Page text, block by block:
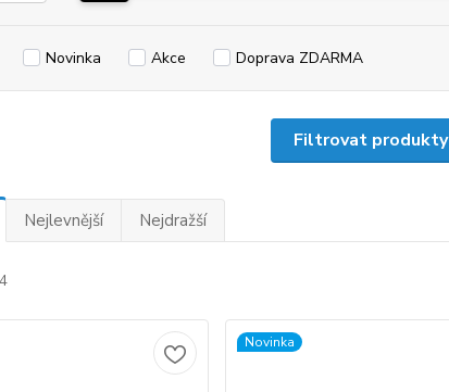
Filtrovat produkty
Novinka Akce Doprava ZDARMA
Nejlevnější Nejdražší
Novinka